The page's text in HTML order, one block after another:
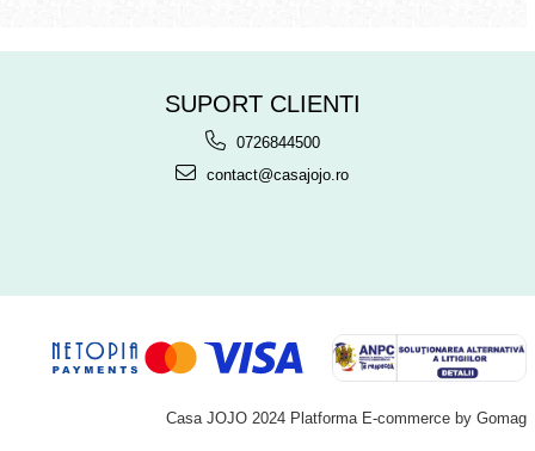
SUPORT CLIENTI
0726844500
contact@casajojo.ro
Casa JOJO 2024 Platforma E-commerce by Gomag